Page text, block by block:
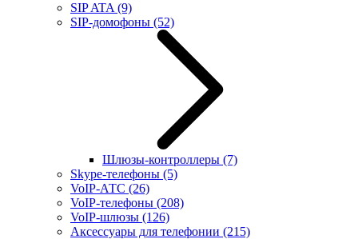
SIP ATA (9)
SIP-домофоны (52)
Шлюзы-контроллеры (7)
Skype-телефоны (5)
VoIP-АТС (26)
VoIP-телефоны (208)
VoIP-шлюзы (126)
Аксессуары для телефонии (215)